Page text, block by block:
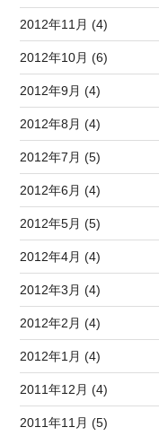
2012年11月 (4)
2012年10月 (6)
2012年9月 (4)
2012年8月 (4)
2012年7月 (5)
2012年6月 (4)
2012年5月 (5)
2012年4月 (4)
2012年3月 (4)
2012年2月 (4)
2012年1月 (4)
2011年12月 (4)
2011年11月 (5)